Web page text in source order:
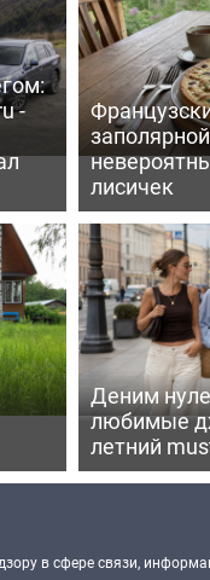
-
лисичек
Деним
любимые
летний
в сфере связи,